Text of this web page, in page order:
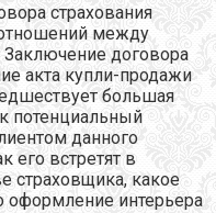
страхования
между
договора
акта купли-продажи
большая
потенциальный
данного
его встретят в
страховщика, какое
оформление интерьера